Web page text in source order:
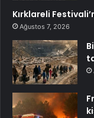
Kırklareli
Ağustos 7, 2026